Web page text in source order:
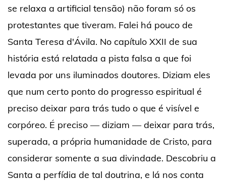
se relaxa a artificial tensão) não foram só os
protestantes que tiveram. Falei há pouco de
Santa Teresa d'Ávila. No capítulo XXII de sua
história está relatada a pista falsa a que foi
levada por uns iluminados doutores. Diziam eles
que num certo ponto do progresso espiritual é
preciso deixar para trás tudo o que é visível e
corpóreo. É preciso — diziam — deixar para trás,
superada, a própria humanidade de Cristo, para
considerar somente a sua divindade. Descobriu a
Santa a perfídia de tal doutrina, e lá nos conta